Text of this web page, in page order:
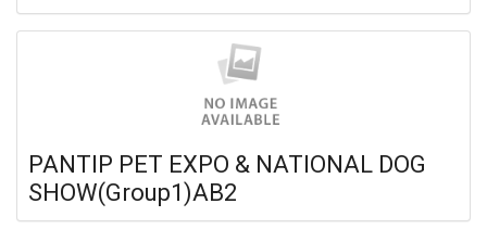
PANTIP PET EXPO & NATIONAL DOG
SHOW(Group1)AB2